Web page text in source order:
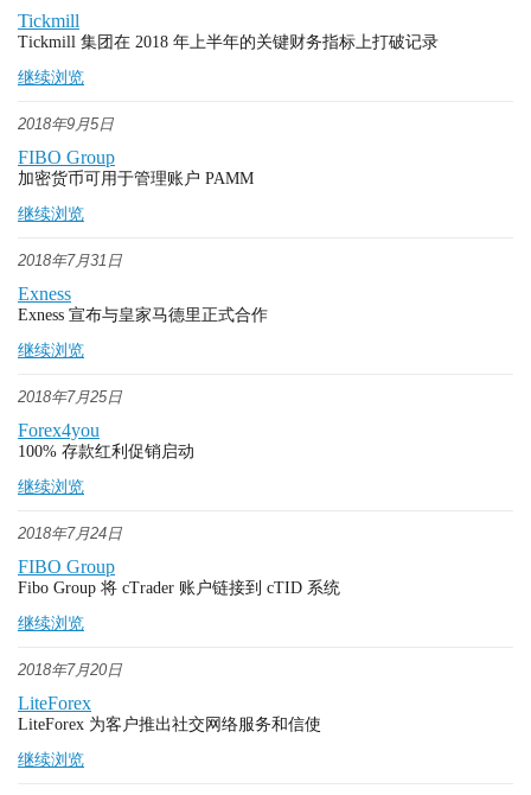
Tickmill
Tickmill 集团在 2018 年上半年的关键财务指标上打破记录
继续浏览
2018年9月5日
FIBO Group
加密货币可用于管理账户 PAMM
继续浏览
2018年7月31日
Exness
Exness 宣布与皇家马德里正式合作
继续浏览
2018年7月25日
Forex4you
100% 存款红利促销启动
继续浏览
2018年7月24日
FIBO Group
Fibo Group 将 cTrader 账户链接到 cTID 系统
继续浏览
2018年7月20日
LiteForex
LiteForex 为客户推出社交网络服务和信使
继续浏览